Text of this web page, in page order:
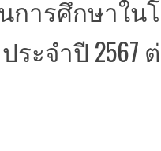
ารศึกษาใน
ะจำปี 2567